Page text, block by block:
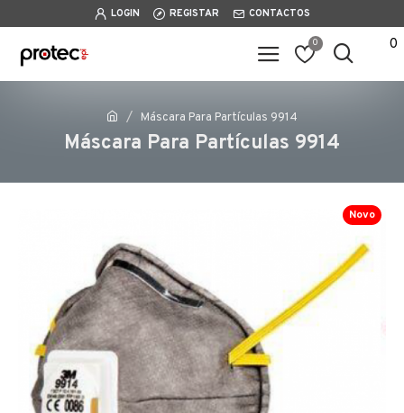
LOGIN REGISTAR CONTACTOS
0 0
Máscara Para Partículas 9914
Máscara Para Partículas 9914
Novo